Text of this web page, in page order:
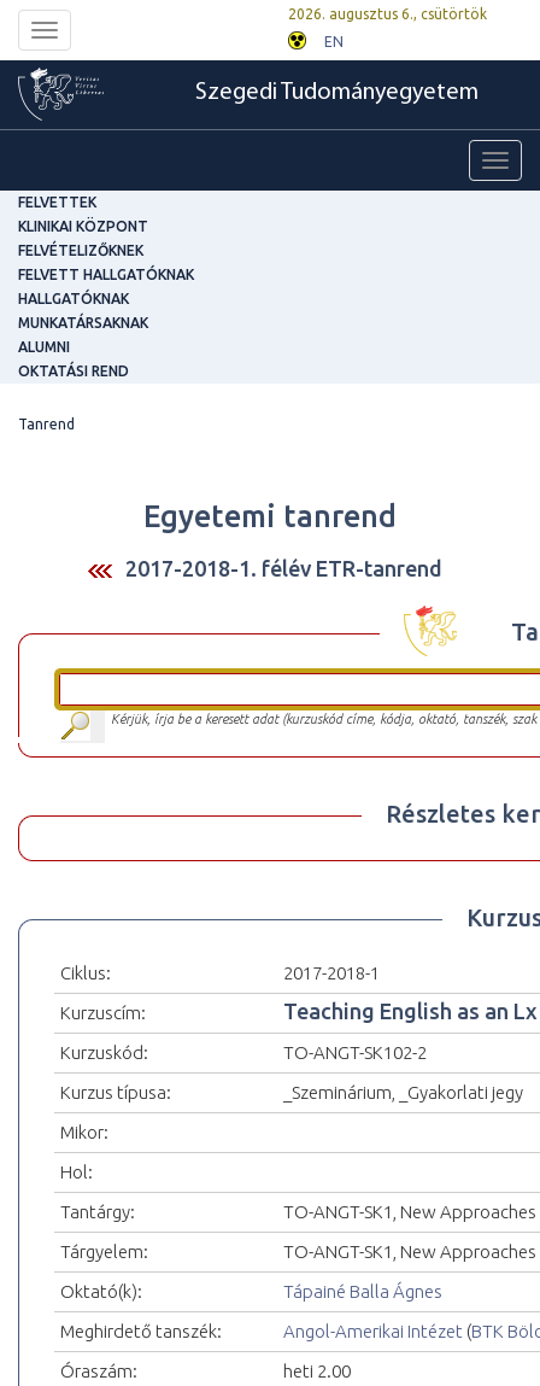
Toggle
navigation
2026. augusztus 6., csütörtök
EN
Szegedi Tudományegyetem
FELVETTEK
KLINIKAI KÖZPONT
FELVÉTELIZŐKNEK
FELVETT HALLGATÓKNAK
HALLGATÓKNAK
MUNKATÁRSAKNAK
ALUMNI
OKTATÁSI REND
Tanrend
Egyetemi tanrend
2017-2018-1. félév ETR-tanrend
Kérjük, írja be a keresett adat (kurzuskód címe, kódja, oktató, tanszék,
Részletes
Ciklus:
2017-2018-1
Kurzuscím:
Teaching English as an Lx
Kurzuskód:
TO-ANGT-SK102-2
Kurzus típusa:
_Szeminárium, _Gyakorlati jegy
Mikor:
Hol:
Tantárgy:
TO-ANGT-SK1, New Approaches
Tárgyelem:
TO-ANGT-SK1, New Approaches
Oktató(k):
Tápainé Balla Ágnes
Meghirdető tanszék:
Angol-Amerikai Intézet (BTK
Óraszám:
heti 2.00